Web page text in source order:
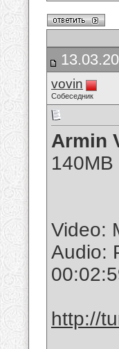
vovin
Собеседник
Armin
140MB
Video:
Audio:
http://